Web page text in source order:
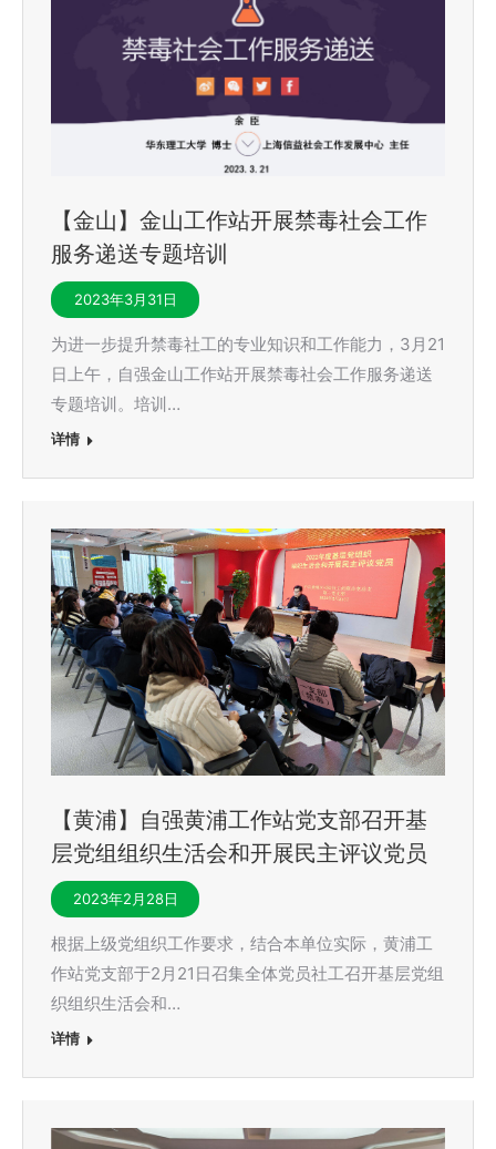
【金山】金山工作站开展禁毒社会工作
服务递送专题培训
2023年3月31日
为进一步提升禁毒社工的专业知识和工作能力，3月21
日上午，自强金山工作站开展禁毒社会工作服务递送
专题培训。培训…
详情
【黄浦】自强黄浦工作站党支部召开基
层党组组织生活会和开展民主评议党员
2023年2月28日
根据上级党组织工作要求，结合本单位实际，黄浦工
作站党支部于2月21日召集全体党员社工召开基层党组
织组织生活会和…
详情